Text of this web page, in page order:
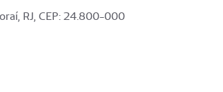
RJ, CEP: 24.800-000